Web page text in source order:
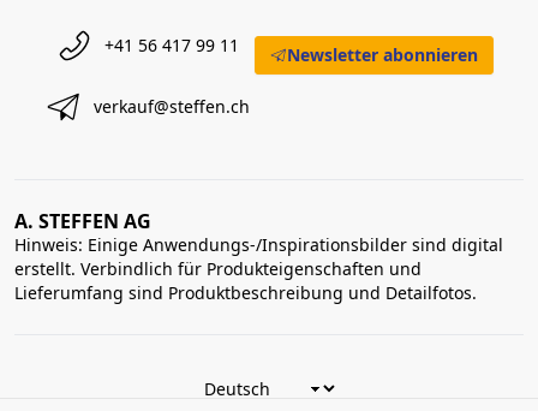
+41 56 417 99 11
verkauf@steffen.ch
Newsletter abonnieren
A. STEFFEN AG
Hinweis: Einige Anwendungs-/Inspirationsbilder sind digital
erstellt. Verbindlich für Produkteigenschaften und
Lieferumfang sind Produktbeschreibung und Detailfotos.